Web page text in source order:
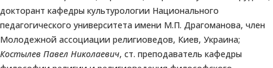
докторант кафедры культурологии Национального
педагогического университета имени М.П. Драгоманова, член
Молодежной ассоциации религиоведов, Киев, Украина;
Костылев Павел Николаевич, ст. преподаватель кафедры